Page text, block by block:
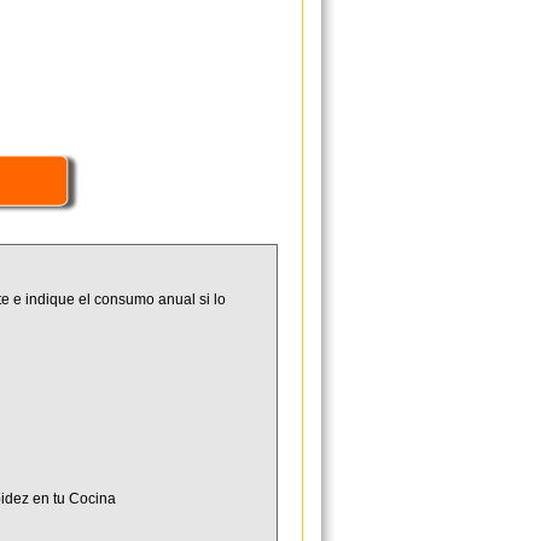
e indique el consumo anual si lo
en tu Cocina